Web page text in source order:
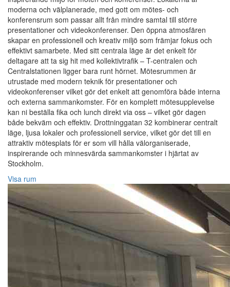
moderna och välplanerade, med gott om mötes- och
konferensrum som passar allt från mindre samtal till större
presentationer och videokonferenser. Den öppna atmosfären
skapar en professionell och kreativ miljö som främjar fokus och
effektivt samarbete. Med sitt centrala läge är det enkelt för
deltagare att ta sig hit med kollektivtrafik – T-centralen och
Centralstationen ligger bara runt hörnet. Mötesrummen är
utrustade med modern teknik för presentationer och
videokonferenser vilket gör det enkelt att genomföra både interna
och externa sammankomster. För en komplett mötesupplevelse
kan ni beställa fika och lunch direkt via oss – vilket gör dagen
både bekväm och effektiv. Drottninggatan 32 kombinerar centralt
läge, ljusa lokaler och professionell service, vilket gör det till en
attraktiv mötesplats för er som vill hålla välorganiserade,
inspirerande och minnesvärda sammankomster i hjärtat av
Stockholm.
Visa rum